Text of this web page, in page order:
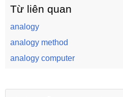
Từ liên quan
analogy
analogy method
analogy computer